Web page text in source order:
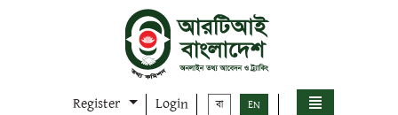
Register Login বা EN